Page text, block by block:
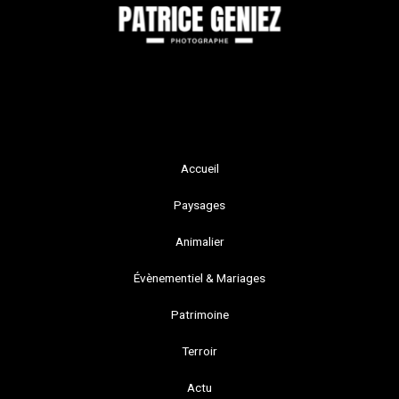
Accueil
Paysages
Animalier
Évènementiel & Mariages
Patrimoine
Terroir
Actu